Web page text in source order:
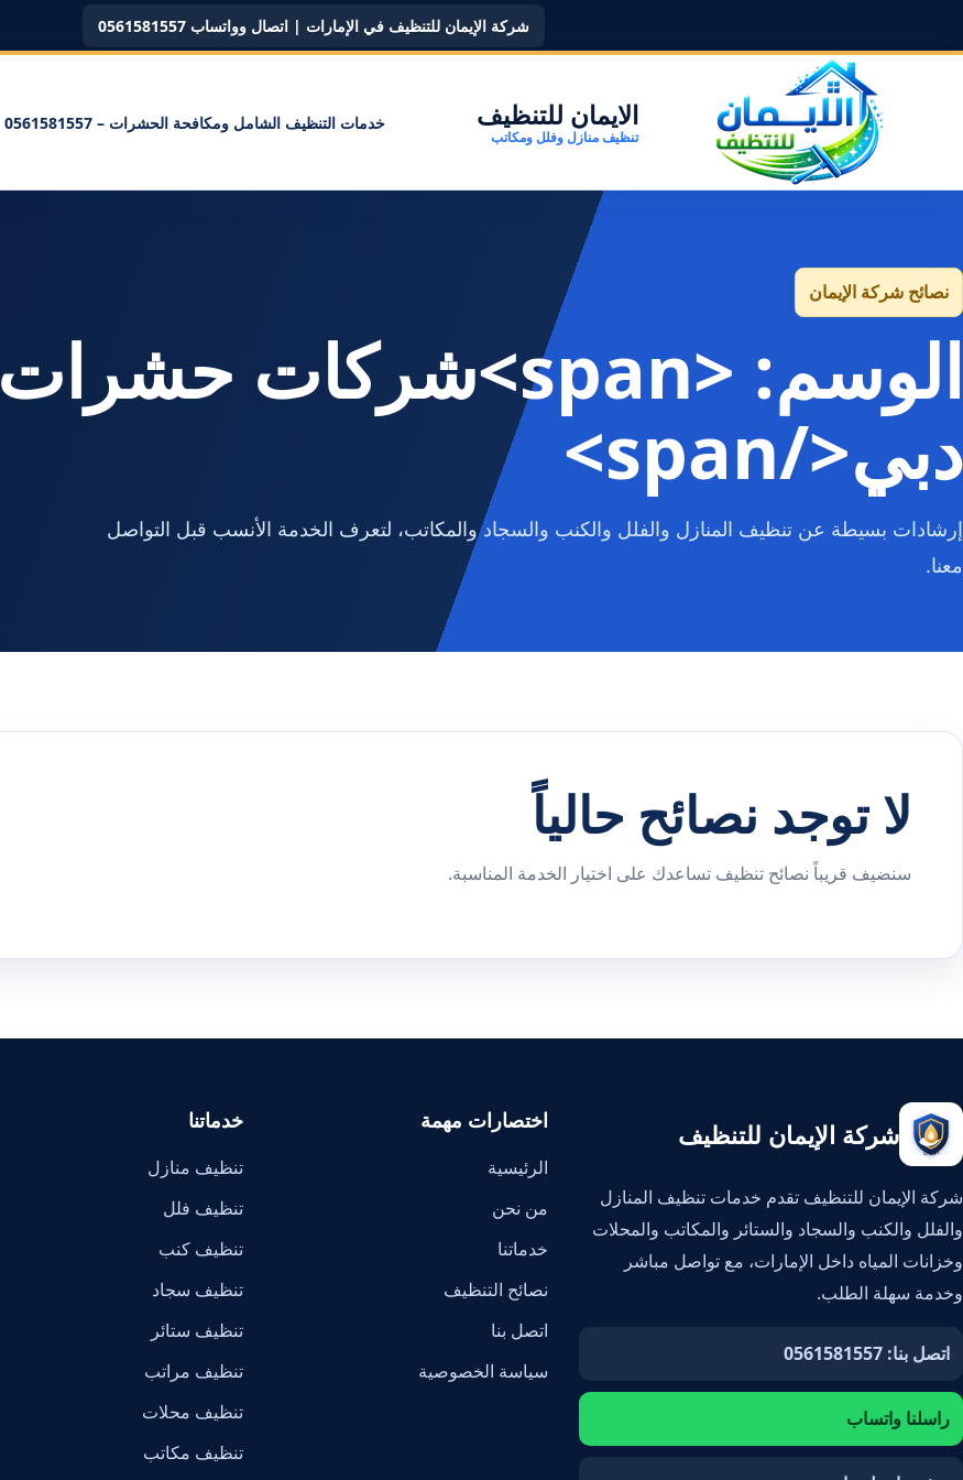
شركة الإيمان للتنظيف في الإمارات | اتصال وواتساب 0561581557
الايمان للتنظيف
تنظيف منازل وفلل ومكاتب
خدمات التنظيف الشامل ومكافحة الحشرات – 0561581557
نصائح شركة الإيمان
الوسم: <span>شركات حشرات
دبي</span>
إرشادات بسيطة عن تنظيف المنازل والفلل والكنب والسجاد والمكاتب، لتعرف الخدمة الأنسب قبل التواصل
معنا.
لا توجد نصائح حالياً
سنضيف قريباً نصائح تنظيف تساعدك على اختيار الخدمة المناسبة.
شركة الإيمان للتنظيف
شركة الإيمان للتنظيف تقدم خدمات تنظيف المنازل
والفلل والكنب والسجاد والستائر والمكاتب والمحلات
وخزانات المياه داخل الإمارات، مع تواصل مباشر
وخدمة سهلة الطلب.
اتصل بنا: 0561581557
راسلنا واتساب
اختصارات مهمة
الرئيسية
من نحن
خدماتنا
نصائح التنظيف
اتصل بنا
سياسة الخصوصية
خدماتنا
تنظيف منازل
تنظيف فلل
تنظيف كنب
تنظيف سجاد
تنظيف ستائر
تنظيف مراتب
تنظيف محلات
تنظيف مكاتب